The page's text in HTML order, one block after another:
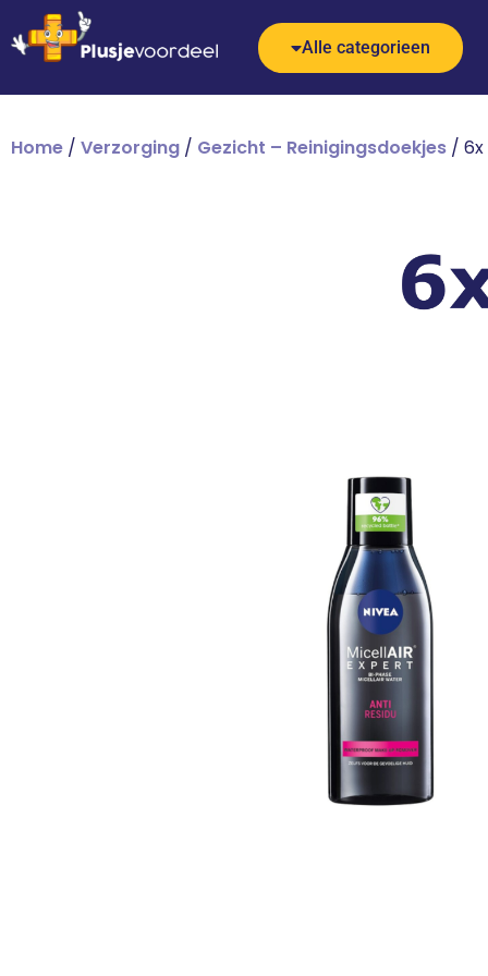
Alle categorieen
Home / Verzorging / Gezicht – Reinigingsdoekjes / 6x